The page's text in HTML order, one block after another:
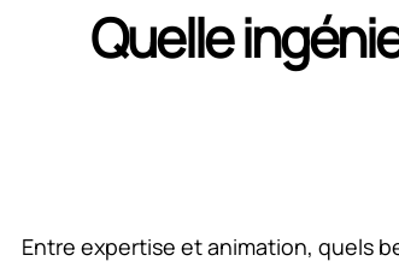
Quelle
Entre expertise et animation, quels